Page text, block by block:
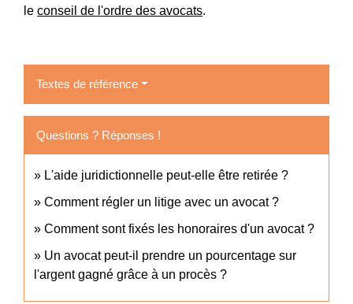
le conseil de l'ordre des avocats.
Textes de référence
Questions ? Réponses !
L'aide juridictionnelle peut-elle être retirée ?
Comment régler un litige avec un avocat ?
Comment sont fixés les honoraires d'un avocat ?
Un avocat peut-il prendre un pourcentage sur
l'argent gagné grâce à un procès ?